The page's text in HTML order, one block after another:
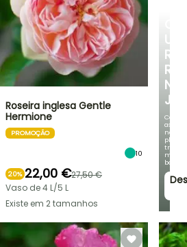
UM
NO
Com
as
nossas
plantas
mais
bonitas!
Roseira inglesa Gentle
Hermione
PROMOÇÃO
10
20% 22,00 €27,50 €
Vaso de 4 L/5 L
Existe em 2 tamanhos